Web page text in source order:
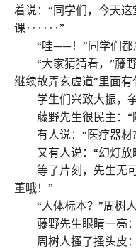
着说：“同学们，今天
课･･････”
“哇——！”同学们都
“大家猜猜看，”藤野
继续故弄玄虚道“里面有
学生们兴致大振，争
藤野先生很民主：“
有人说：“医疗器材
又有人说：“幻灯放
等了片刻，先生无可
董哦！”
“人体标本？”周树人
藤野先生眼睛一亮：
周树人搔了搔头皮：